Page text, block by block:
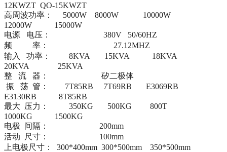
12KWZT QO-15KWZT
高周波功率： 5000W 8000W 10000W
12000W 15000W
电源 电压： 380V 50/60HZ
频 率： 27.12MHZ
输入 功率： 8KVA 15KVA 18KVA
20KVA 25KVA
整 流 器： 矽二极体
振 荡 管： 7T85RB 7T69RB E3069RB
E3130RB 8T85RB
最大 压力： 350KG 500KG 800T
1000KG 1500KG
电极 间隔： 200mm
活动 尺寸： 100mm
上电极尺寸： 300*400mm 300*500mm 350*500mm